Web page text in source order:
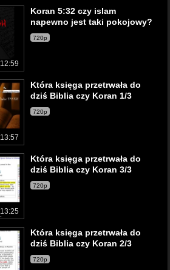
12:59
Koran 5:32 czy islam
napewno jest taki pokojowy?
720p
13:57
Która księga przetrwała do
dziś Biblia czy Koran 1/3
720p
13:25
Która księga przetrwała do
dziś Biblia czy Koran 3/3
720p
Która księga przetrwała do
dziś Biblia czy Koran 2/3
720p